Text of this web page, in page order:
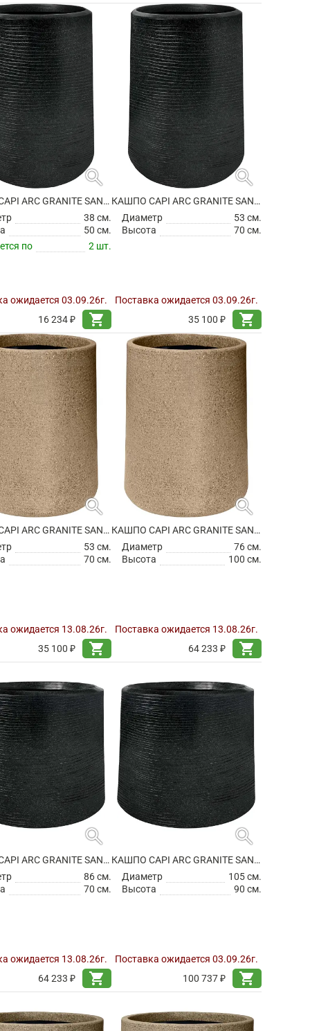
search
КАШПО CAPI ARC GRANITE SANDBAG HIGH BLACK
38 см.
50 см.
по
2 шт.
ожидается 03.09.26г.
16 234 ₽
shopping_cart
search
КАШПО CAPI ARC GRANITE SANDBAG HIGH BLACK
Диаметр
53 см.
Высота
70 см.
Поставка ожидается 03.09.26г.
35 100 ₽
shopping_cart
search
КАШПО CAPI ARC GRANITE SANDBAG HIGH WARM TAUPE
53 см.
70 см.
ожидается 13.08.26г.
35 100 ₽
shopping_cart
search
КАШПО CAPI ARC GRANITE SANDBAG HIGH WARM TAUPE
Диаметр
76 см.
Высота
100 см.
Поставка ожидается 13.08.26г.
64 233 ₽
shopping_cart
search
КАШПО CAPI ARC GRANITE SANDBAG MEDIUM BLACK
86 см.
70 см.
ожидается 13.08.26г.
64 233 ₽
shopping_cart
search
КАШПО CAPI ARC GRANITE SANDBAG MEDIUM BLACK
Диаметр
105 см.
Высота
90 см.
Поставка ожидается 03.09.26г.
100 737 ₽
shopping_cart